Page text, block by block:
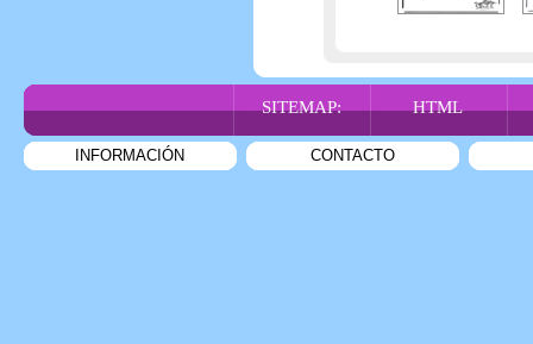
SITEMAP: HTML
INFORMACIÓN CONTACTO